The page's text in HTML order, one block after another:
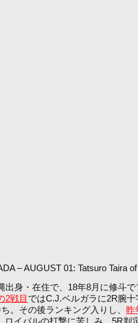
– AUGUST 01: Tatsuro Taira
身・在住で、18年8月に修斗で
2戦目 ではC.J.ベルガラに2R腕十
。その後ランキング入りし、 昨